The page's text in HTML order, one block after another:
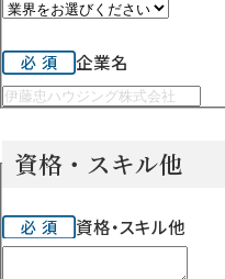
企業名
資格・スキル他
資格・スキル他